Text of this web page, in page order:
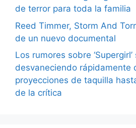
de terror para toda la familia
Reed Timmer, Storm And
de un nuevo documental
Los rumores sobre
desvaneciendo rápidamente
proyecciones de taquilla
de la crítica